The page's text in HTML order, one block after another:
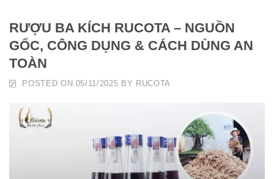
RƯỢU BA KÍCH RUCOTA – NGUỒN
GỐC, CÔNG DỤNG & CÁCH DÙNG AN
TOÀN
POSTED ON 05/11/2025 BY RUCOTA